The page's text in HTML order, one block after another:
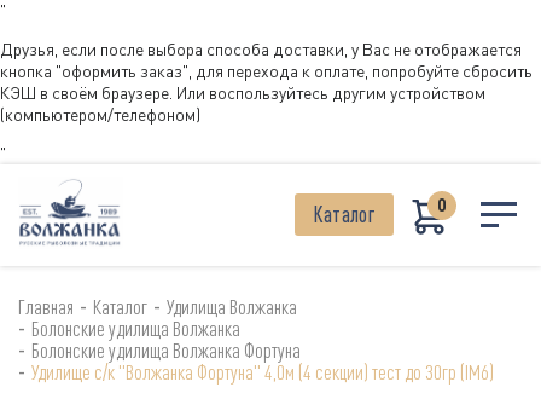
"
Друзья, если после выбора способа доставки, у Вас не отображается
кнопка "оформить заказ", для перехода к оплате, попробуйте сбросить
КЭШ в своём браузере. Или воспользуйтесь другим устройством
(компьютером/телефоном)
"
Каталог 0
Главная - Каталог - Удилища Волжанка
- Болонские удилища Волжанка
- Болонские удилища Волжанка Фортуна
- Удилище с/к "Волжанка Фортуна" 4,0м (4 секции) тест до 30гр (IM6)